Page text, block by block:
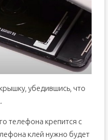
убедившись, что
телефона крепится с
клей нужно будет